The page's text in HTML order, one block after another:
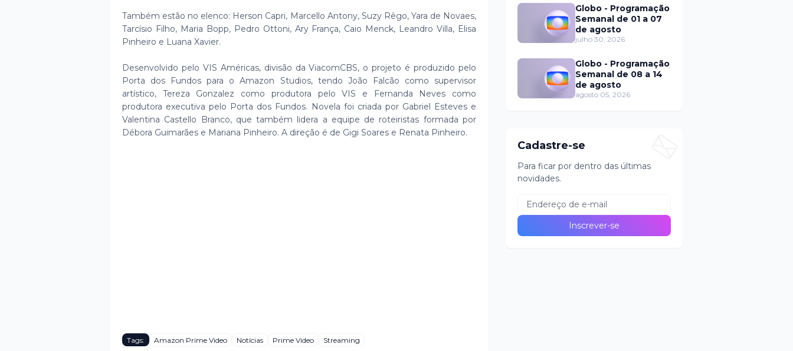
Também estão no elenco: Herson Capri, Marcello Antony, Suzy Rêgo, Yara de Novaes,
Tarcísio Filho, Maria Bopp, Pedro Ottoni, Ary França, Caio Menck, Leandro Villa, Elisa
Pinheiro e Luana Xavier.
Desenvolvido pelo VIS Américas, divisão da ViacomCBS, o projeto é produzido pelo
Porta dos Fundos para o Amazon Studios, tendo João Falcão como supervisor
artístico, Tereza Gonzalez como produtora pelo VIS e Fernanda Neves como
produtora executiva pelo Porta dos Fundos. Novela foi criada por Gabriel Esteves e
Valentina Castello Branco, que também lidera a equipe de roteiristas formada por
Débora Guimarães e Mariana Pinheiro. A direção é de Gigi Soares e Renata Pinheiro.
Tags: Amazon Prime Video Notícias Prime Video Streaming
trás de fraude
internacional
Globo - Programação
Semanal de 01 a 07
de agosto
julho 30, 2026
Globo - Programação
Semanal de 08 a 14
de agosto
agosto 05, 2026
Cadastre-se
Para ficar por dentro das últimas
novidades.